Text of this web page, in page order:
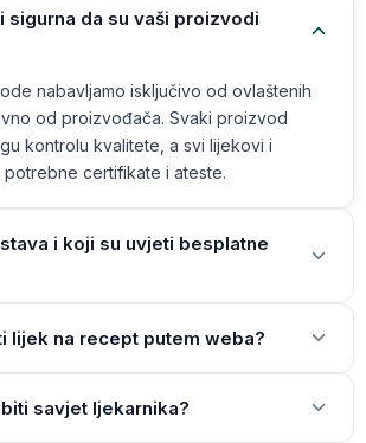
sigurna da su vaši proizvodi
nabavljamo isključivo od ovlaštenih
od proizvođača. Svaki proizvod
kontrolu kvalitete, a svi lijekovi i
potrebne certifikate i ateste.
i koji su uvjeti besplatne
lijek na recept putem weba?
savjet ljekarnika?